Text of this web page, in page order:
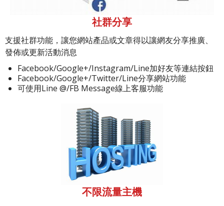
社群分享
支援社群功能，讓您網站產品或文章得以讓網友分享推廣、
發佈或更新活動消息
Facebook/Google+/Instagram/Line加好友等連結按鈕
Facebook/Google+/Twitter/Line分享網站功能
可使用Line @/FB Message線上客服功能
不限流量主機